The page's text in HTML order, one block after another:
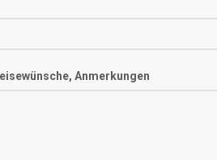
Anmerkungen